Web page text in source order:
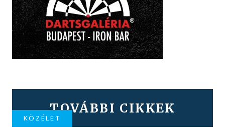
TOVÁBBI CIKKEK
KÖZÉLET